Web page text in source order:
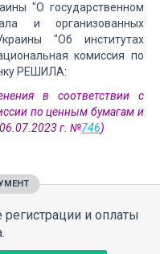
"О государственном
и организованных
"Об институтах
комиссия по
РЕШИЛА:
в соответствии с
по ценным бумагам и
г. №746)
и оплаты